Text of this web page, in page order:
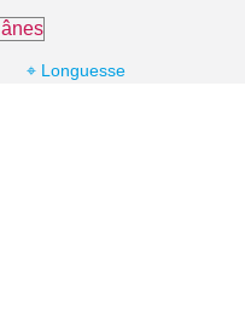
⌖ Longuesse